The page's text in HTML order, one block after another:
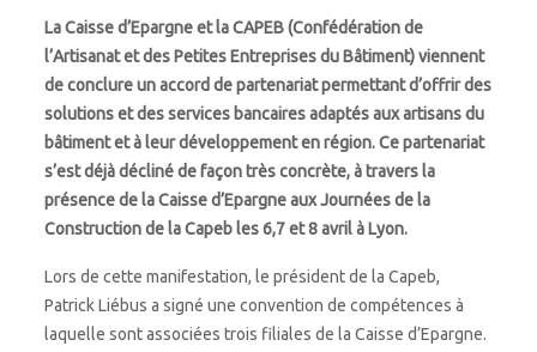
La Caisse d’Epargne et la CAPEB (Confédération de
l’Artisanat et des Petites Entreprises du Bâtiment) viennent
de conclure un accord de partenariat permettant d’offrir des
solutions et des services bancaires adaptés aux artisans du
bâtiment et à leur développement en région. Ce partenariat
s’est déjà décliné de façon très concrète, à travers la
présence de la Caisse d’Epargne aux Journées de la
Construction de la Capeb les 6,7 et 8 avril à Lyon.
Lors de cette manifestation, le président de la Capeb,
Patrick Liébus a signé une convention de compétences à
laquelle sont associées trois filiales de la Caisse d’Epargne.